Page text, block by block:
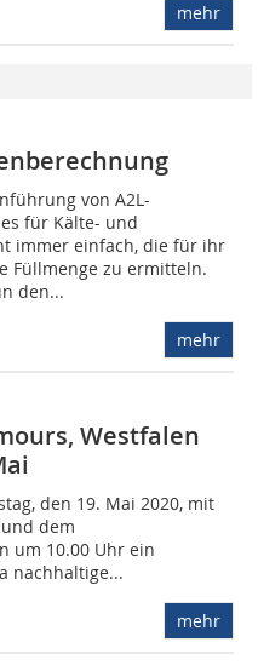
mehr
von A2L-
für Kälte- und
immer einfach, die für ihr
Füllmenge zu ermitteln.
den...
mehr
Westfalen
den 19. Mai 2020, mit
dem
um 10.00 Uhr ein
nachhaltige...
mehr